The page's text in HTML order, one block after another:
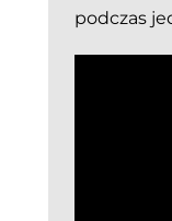
podczas